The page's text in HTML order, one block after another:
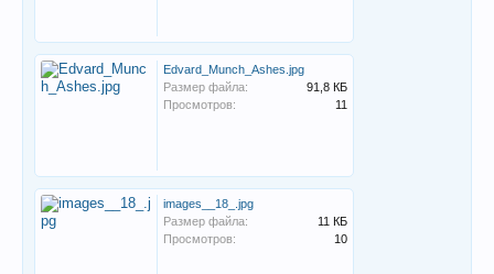
Edvard_Munch_Ashes.jpg
Размер файла:
91,8 КБ
Просмотров:
11
images__18_.jpg
Размер файла:
11 КБ
Просмотров:
10